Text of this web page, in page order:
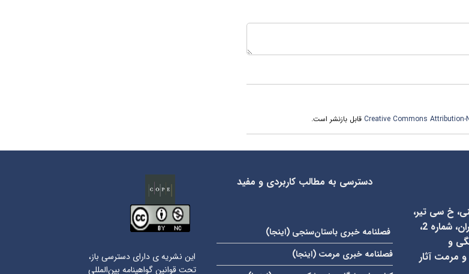
Creative Commonsقابل بازنشر است.
خ سی تیر،
روبروی ساختمان موزه ملی ایران، شماره 2،
و
مرمت آثار
دسترسی به مطالب کاربردی و مفید
فصلنامه خبری باستان‌سنجی (اینجا)
فصلنامه خبری مرمت (اینجا)
این نشریه ی دارای دسترسی باز،
تحت قوانین گواهینامه بین‌المللی